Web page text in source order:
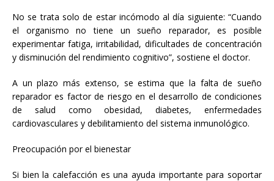
No se trata solo de estar incómodo al día siguiente: “Cuando
el organismo no tiene un sueño reparador, es posible
experimentar fatiga, irritabilidad, dificultades de concentración
y disminución del rendimiento cognitivo”, sostiene el doctor.
A un plazo más extenso, se estima que la falta de sueño
reparador es factor de riesgo en el desarrollo de condiciones
de salud como obesidad, diabetes, enfermedades
cardiovasculares y debilitamiento del sistema inmunológico.
Preocupación por el bienestar
Si bien la calefacción es una ayuda importante para soportar